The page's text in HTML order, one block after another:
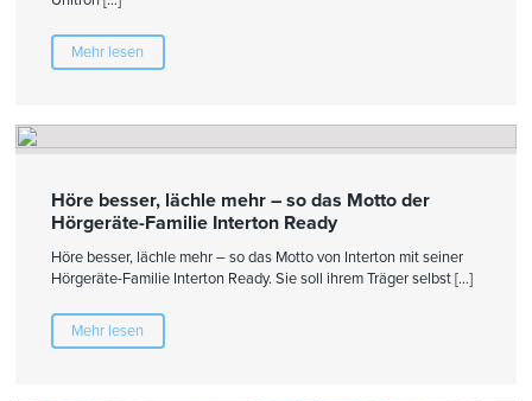
Mehr lesen
Höre besser, lächle mehr – so das Motto der
Hörgeräte-Familie Interton Ready
Höre besser, lächle mehr – so das Motto von Interton mit seiner
Hörgeräte-Familie Interton Ready. Sie soll ihrem Träger selbst […]
Mehr lesen